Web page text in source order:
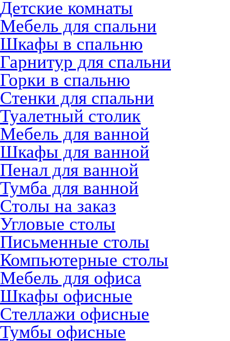
Детские комнаты
Мебель для спальни
Шкафы в спальню
Гарнитур для спальни
Горки в спальню
Стенки для спальни
Туалетный столик
Мебель для ванной
Шкафы для ванной
Пенал для ванной
Тумба для ванной
Столы на заказ
Угловые столы
Письменные столы
Компьютерные столы
Мебель для офиса
Шкафы офисные
Стеллажи офисные
Тумбы офисные